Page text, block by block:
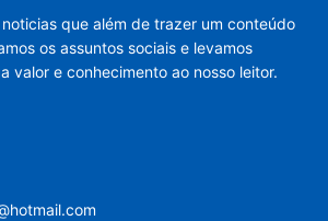
que além de trazer um conteúdo
os assuntos sociais e levamos
valor e conhecimento ao nosso leitor.